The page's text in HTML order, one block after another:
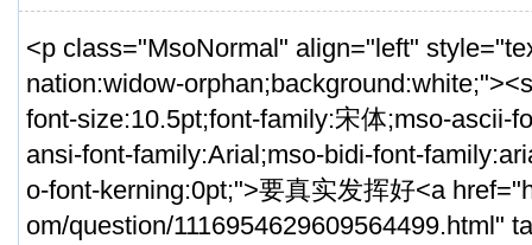
<p class="MsoNormal" align="left"
nation:widow-
font-size:10.5pt;font-family:宋体;mso-ascii-
ansi-font-family:Arial;mso-bidi-font-
o-font-kerning:0pt;">要真实发挥好<a href="
om/question/1116954629609564499.html"